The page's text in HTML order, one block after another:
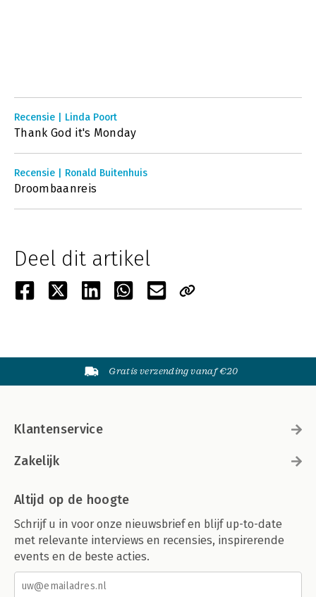
Recensie | Linda Poort
Thank God it's Monday
Recensie | Ronald Buitenhuis
Droombaanreis
Deel dit artikel
Gratis verzending vanaf €20
Klantenservice
Zakelijk
Altijd op de hoogte
Schrijf u in voor onze nieuwsbrief en blijf up-to-date
met relevante interviews en recensies, inspirerende
events en de beste acties.